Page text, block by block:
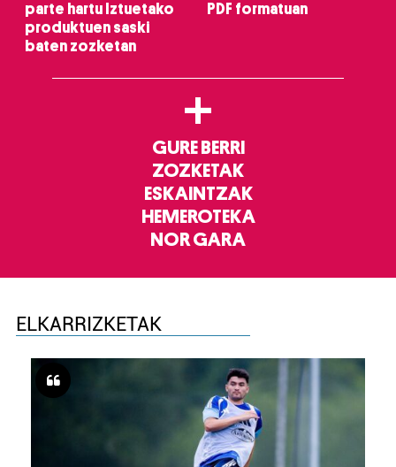
parte hartu Iztuetako
produktuen saski
baten zozketan
PDF formatuan
+
GURE BERRI
ZOZKETAK
ESKAINTZAK
HEMEROTEKA
NOR GARA
ELKARRIZKETAK